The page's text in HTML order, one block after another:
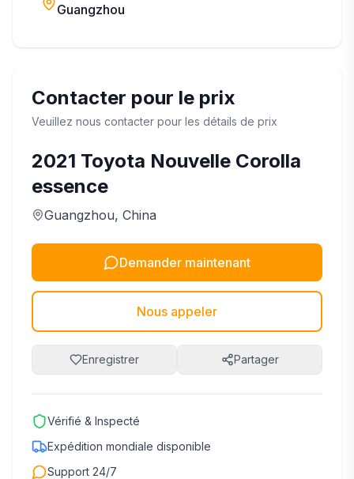
Guangzhou
Contacter pour le prix
Veuillez nous contacter pour les détails de prix
2021 Toyota Nouvelle Corolla
essence
Guangzhou, China
Demander maintenant
Nous appeler
Enregistrer Partager
Vérifié & Inspecté
Expédition mondiale disponible
Support 24/7